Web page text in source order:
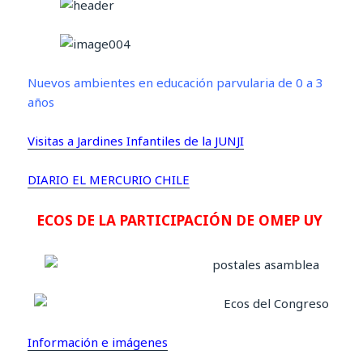
Nuevos ambientes en educación parvularia de 0 a 3
años
Visitas a Jardines Infantiles de la JUNJI
DIARIO EL MERCURIO CHILE
ECOS DE LA PARTICIPACIÓN DE OMEP UY
Información e imágenes